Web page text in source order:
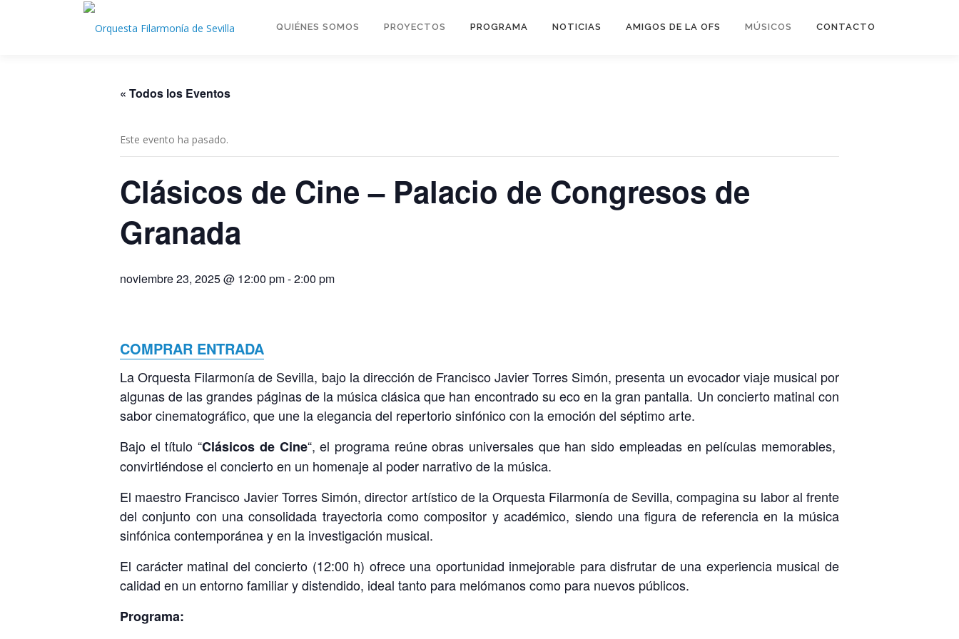
QUIÉNES SOMOS PROYECTOS PROGRAMA NOTICIAS AMIGOS DE LA OFS MÚSICOS CONTACTO
« Todos los Eventos
Este evento ha pasado.
Clásicos de Cine – Palacio de Congresos de
Granada
noviembre 23, 2025 @ 12:00 pm-2:00 pm
COMPRAR ENTRADA
La Orquesta Filarmonía de Sevilla, bajo la dirección de Francisco Javier Torres Simón, presenta un evocador viaje musical por
algunas de las grandes páginas de la música clásica que han encontrado su eco en la gran pantalla. Un concierto matinal con
sabor cinematográfico, que une la elegancia del repertorio sinfónico con la emoción del séptimo arte.
Bajo el título “Clásicos de Cine“, el programa reúne obras universales que han sido empleadas en películas memorables,
convirtiéndose el concierto en un homenaje al poder narrativo de la música.
El maestro Francisco Javier Torres Simón, director artístico de la Orquesta Filarmonía de Sevilla, compagina su labor al frente
del conjunto con una consolidada trayectoria como compositor y académico, siendo una figura de referencia en la música
sinfónica contemporánea y en la investigación musical.
El carácter matinal del concierto (12:00 h) ofrece una oportunidad inmejorable para disfrutar de una experiencia musical de
calidad en un entorno familiar y distendido, ideal tanto para melómanos como para nuevos públicos.
Programa: